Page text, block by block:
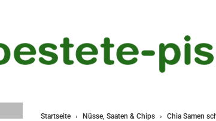
Startseite Nüsse, Saaten & Chips Chia Samen